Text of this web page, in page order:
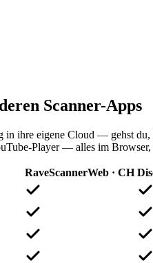
Scanner-Apps
in ihre eigene Cloud — gehst
Player — alles im Browser,
RaveScannerWeb · CH